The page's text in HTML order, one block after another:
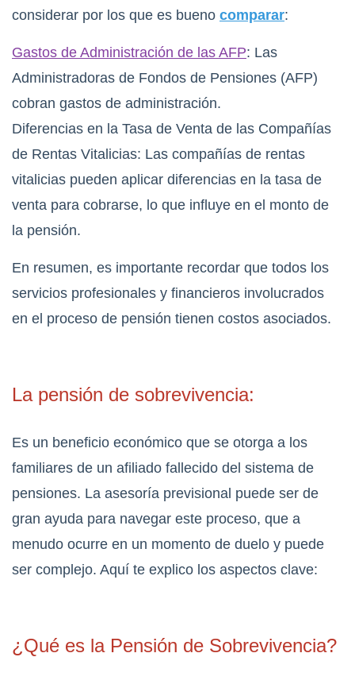
considerar por los que es bueno comparar:
Gastos de Administración de las AFP: Las
Administradoras de Fondos de Pensiones (AFP)
cobran gastos de administración.
Diferencias en la Tasa de Venta de las Compañías
de Rentas Vitalicias: Las compañías de rentas
vitalicias pueden aplicar diferencias en la tasa de
venta para cobrarse, lo que influye en el monto de
la pensión.
En resumen, es importante recordar que todos los
servicios profesionales y financieros involucrados
en el proceso de pensión tienen costos asociados.
La pensión de sobrevivencia:
Es un beneficio económico que se otorga a los
familiares de un afiliado fallecido del sistema de
pensiones. La asesoría previsional puede ser de
gran ayuda para navegar este proceso, que a
menudo ocurre en un momento de duelo y puede
ser complejo. Aquí te explico los aspectos clave:
¿Qué es la Pensión de Sobrevivencia?